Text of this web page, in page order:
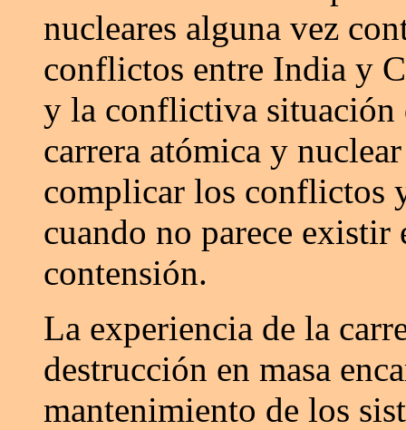
nucleares alguna vez
conflictos entre India y
y la conflictiva
carrera atómica y
complicar los conflictos
cuando no parece
contensión.
La experiencia de la
destrucción en masa
mantenimiento de los